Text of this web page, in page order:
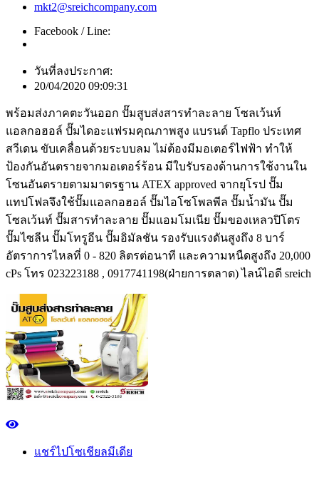
mkt2@sreichcompany.com
Facebook / Line:
วันที่ลงประกาศ:
20/04/2020 09:09:31
พร้อมส่งภาคตะวันออก ปั๊มสูบส่งสารทำละลาย โซลเว้นท์
แอลกอฮอล์ ปั๊มไดอะแฟรมคุณภาพสูง แบรนด์ Tapflo ประเทศ
สวีเดน ขับเคลื่อนด้วยระบบลม ไม่ต้องมีมอเตอร์ไฟฟ้า ทำให้
ป้องกันอันตรายจากมอเตอร์ร้อน มีใบรับรองด้านการใช้งานใน
โซนอันตรายตามมาตรฐาน ATEX approved จากยุโรป ปั๊ม
แทปโฟลจึงใช้ปั๊มแอลกอฮอล์ ปั๊มไอโซโพลพีล ปั๊มน้ำมัน ปั๊ม
โซลเว้นท์ ปั๊มสารทำละลาย ปั๊มแอมโมเนีย ปั๊มของเหลวปิโตร
ปั๊มไซลีน ปั๊มโทรูอีน ปั๊มอิมัลชัน รองรับแรงดันสูงถึง 8 บาร์
อัตราการไหลที่ 0 - 820 ลิตรต่อนาที และความหนืดสูงถึง 20,000
cPs โทร 023223188 , 0917741198(ฝ่ายการตลาด) ไลน์ไอดี sreich
แชร์ไปโซเชียลมีเดีย